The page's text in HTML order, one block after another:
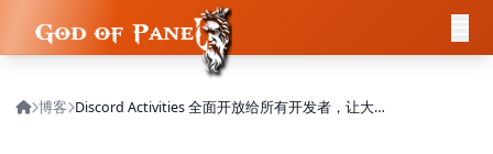
博客 Discord Activities 全面开放给所有开发者，让大家也能在平台上制作游戏